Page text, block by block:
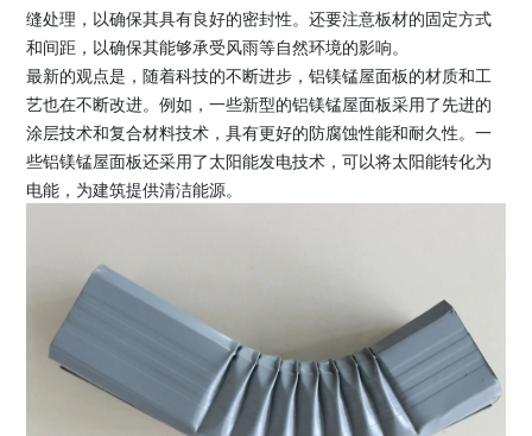
缝处理，以确保其具有良好的密封性。还要注意板材的固定方式
和间距，以确保其能够承受风雨等自然环境的影响。
最新的观点是，随着科技的不断进步，铝镁锰屋面板的材质和工
艺也在不断改进。例如，一些新型的铝镁锰屋面板采用了先进的
涂层技术和复合材料技术，具有更好的防腐蚀性能和耐久性。一
些铝镁锰屋面板还采用了太阳能发电技术，可以将太阳能转化为
电能，为建筑提供清洁能源。